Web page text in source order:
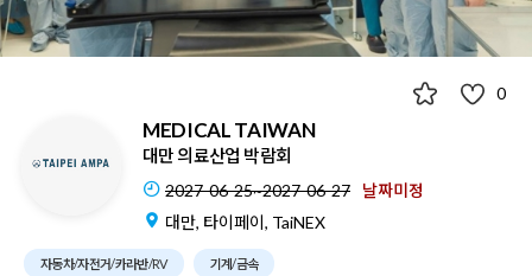
0
MEDICAL TAIWAN
대만 의료산업 박람회
2027-06-25~2027-06-27
날짜미정
대만, 타이페이, TaiNEX
자동차/자전거/카라반/RV 기계/금속